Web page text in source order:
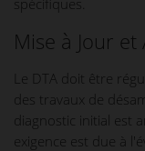
Mise à Jour
Le DTA doit être
des travaux de
diagnostic initial est
exigence est due à